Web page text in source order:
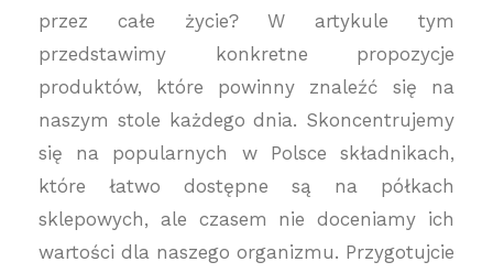
przez całe życie? W artykule tym
przedstawimy konkretne propozycje
produktów, które powinny znaleźć się na
naszym stole każdego dnia. Skoncentrujemy
się na popularnych w Polsce składnikach,
które łatwo dostępne są na półkach
sklepowych, ale czasem nie doceniamy ich
wartości dla naszego organizmu. Przygotujcie